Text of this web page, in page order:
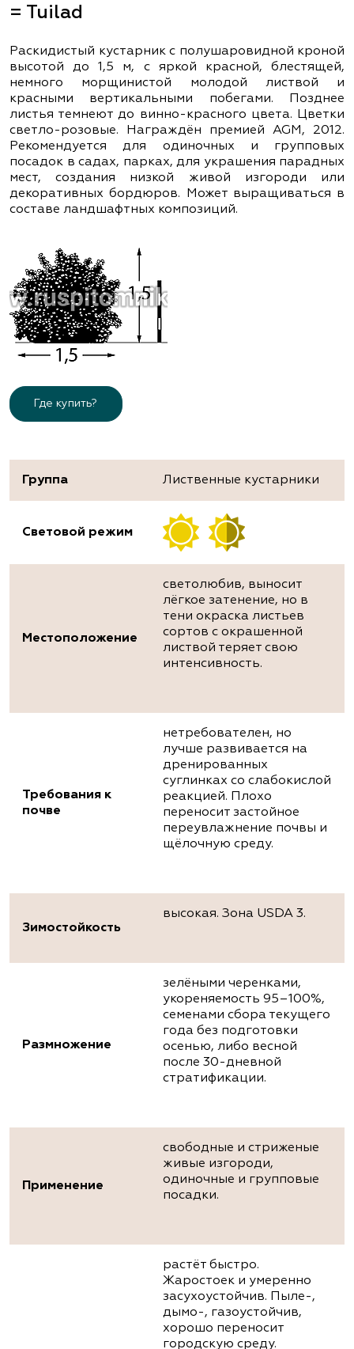
= Tuilad
Раскидистый кустарник с полушаровидной кроной
высотой до 1,5 м, с яркой красной, блестящей,
немного морщинистой молодой листвой и
красными вертикальными побегами. Позднее
листья темнеют до винно-красного цвета. Цветки
светло-розовые. Награждён премией AGM, 2012.
Рекомендуется для одиночных и групповых
посадок в садах, парках, для украшения парадных
мест, создания низкой живой изгороди или
декоративных бордюров. Может выращиваться в
составе ландшафтных композиций.
Где купить?
Группа Лиственные кустарники
Световой режим
Местоположение
светолюбив, выносит
лёгкое затенение, но в
тени окраска листьев
сортов с окрашенной
листвой теряет свою
интенсивность.
Требования к
почве
нетребователен, но
лучше развивается на
дренированных
суглинках со слабокислой
реакцией. Плохо
переносит застойное
переувлажнение почвы и
щёлочную среду.
Зимостойкость
высокая. Зона USDA 3.
Размножение
зелёными черенками,
укореняемость 95–100%,
семенами сбора текущего
года без подготовки
осенью, либо весной
после 30-дневной
стратификации.
Применение
свободные и стриженые
живые изгороди,
одиночные и групповые
посадки.
растёт быстро.
Жаростоек и умеренно
засухоустойчив. Пыле-,
дымо-, газоустойчив,
хорошо переносит
городскую среду.